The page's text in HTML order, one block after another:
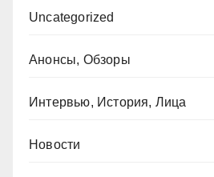
Uncategorized
Анонсы, Обзоры
Интервью, История, Лица
Новости